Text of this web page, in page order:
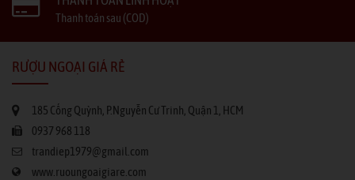
Thanh toán sau (COD)
RƯỢU NGOẠI GIÁ RẺ
185 Cống Quỳnh, P.Nguyễn Cư Trinh, Quận 1, HCM
0937 968 118
trandiep1979@gmail.com
www.ruoungoaigiare.com